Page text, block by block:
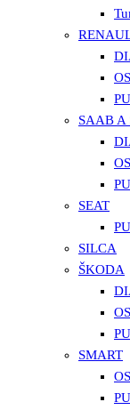
SAAB A
SEAT
SILCA
ŠKODA
SMART